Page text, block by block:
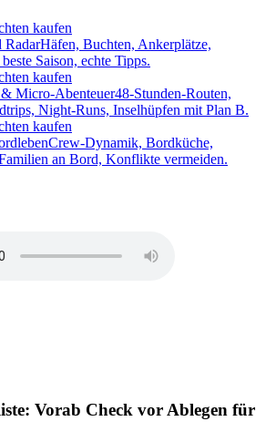
RadarHäfen, Buchten, Ankerplätze,
Saison, echte Tipps.
Micro-Abenteuer48-Stunden-Routen,
Night-Runs, Inselhüpfen mit Plan B.
Crew-Dynamik, Bordküche,
an Bord, Konflikte vermeiden.
Vorab Check vor Ablegen für